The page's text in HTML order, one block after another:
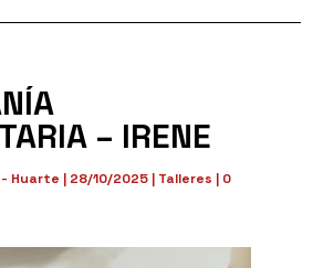
– IRENE
Huarte | 28/10/2025 | Talleres | 0